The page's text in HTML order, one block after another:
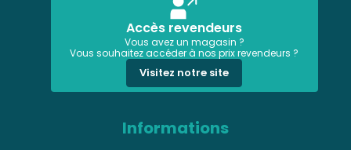
Accès revendeurs
Vous avez un magasin ?
Vous souhaitez accéder à nos prix revendeurs ?
Visitez notre site
Informations